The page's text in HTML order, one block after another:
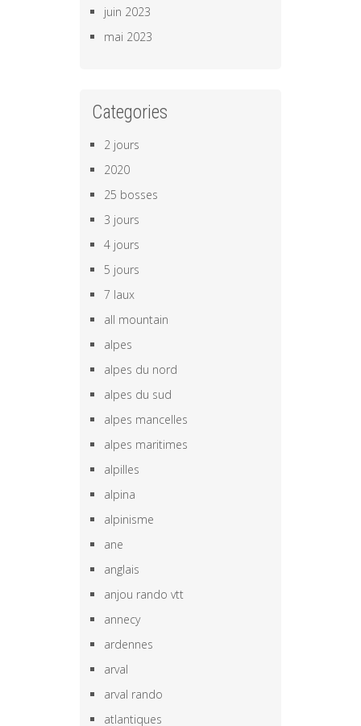
juin 2023
mai 2023
Categories
2 jours
2020
25 bosses
3 jours
4 jours
5 jours
7 laux
all mountain
alpes
alpes du nord
alpes du sud
alpes mancelles
alpes maritimes
alpilles
alpina
alpinisme
ane
anglais
anjou rando vtt
annecy
ardennes
arval
arval rando
atlantiques